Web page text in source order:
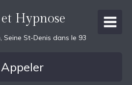
Hypnose
Seine St-Denis dans le 93
Appeler